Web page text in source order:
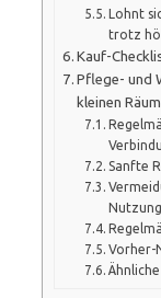
Lohnt
trotz
Kauf-
Pflege- und
kleinen
Sanfte
Nutzung
Vorher-